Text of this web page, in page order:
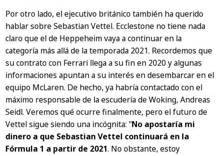
Por otro lado, el ejecutivo británico también ha querido
hablar sobre Sebastian Vettel. Ecclestone no tiene nada
claro que el de Heppeheim vaya a continuar en la
categoría más allá de la temporada 2021. Recordemos que
su contrato con Ferrari llega a su fin en 2020 y algunas
informaciones apuntan a su interés en desembarcar en el
equipo McLaren. De hecho, ya habría contactado con el
máximo responsable de la escudería de Woking, Andreas
Seidl. Veremos qué ocurre finalmente, pero el futuro de
Vettel sigue siendo una incógnita: "No apostaría mi
dinero a que Sebastian Vettel continuará en la
Fórmula 1 a partir de 2021. No obstante, estoy